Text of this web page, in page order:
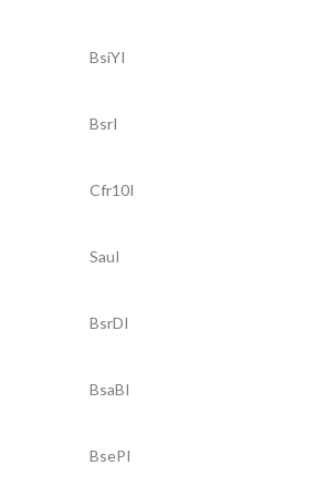
BsiYI
BsrI
Cfr10I
SauI
BsrDI
BsaBI
BsePI